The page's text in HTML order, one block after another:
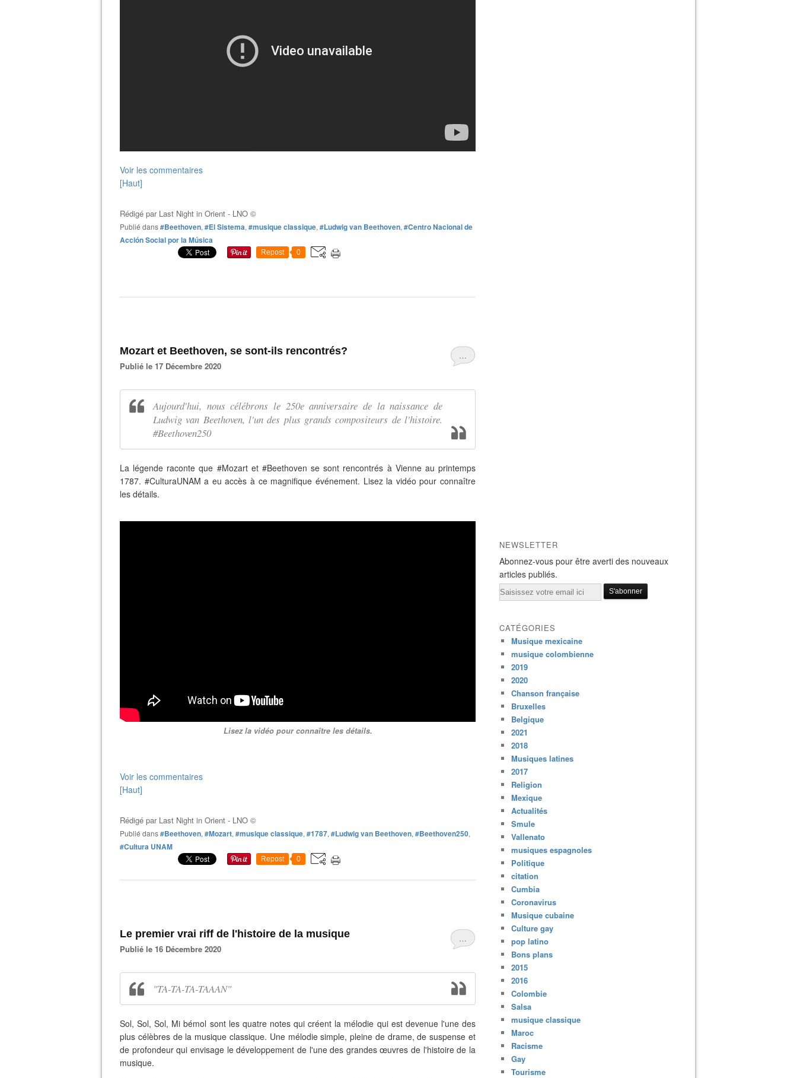
Voir les commentaires
[Haut]
Rédigé par Last Night in Orient - LNO ©
Publié dans#Beethoven, #El Sistema, #musique classique, #Ludwig van Beethoven, #Centro Nacional de
Acción Social por la Música
Repost 0
…
Mozart et Beethoven, se sont-ils rencontrés?
Publié le 17 Décembre 2020
Aujourd'hui, nous célébrons le 250e anniversaire de la naissance de
Ludwig van Beethoven, l'un des plus grands compositeurs de l'histoire.
#Beethoven250
La légende raconte que #Mozart et #Beethoven se sont rencontrés à Vienne au printemps
1787. #CulturaUNAM a eu accès à ce magnifique événement. Lisez la vidéo pour connaître
les détails.
Lisez la vidéo pour connaître les détails.
Voir les commentaires
[Haut]
Rédigé par Last Night in Orient - LNO ©
Publié dans#Beethoven, #Mozart, #musique classique, #1787, #Ludwig van Beethoven, #Beethoven250,
#Cultura UNAM
Repost 0
…
Le premier vrai riff de l'histoire de la musique
Publié le 16 Décembre 2020
"TA-TA-TA-TAAAN"
Sol, Sol, Sol, Mi bémol sont les quatre notes qui créent la mélodie qui est devenue l'une des
plus célèbres de la musique classique. Une mélodie simple, pleine de drame, de suspense et
de profondeur qui envisage le développement de l'une des grandes œuvres de l'histoire de la
musique.
NEWSLETTER
Abonnez-vous pour être averti des nouveaux
articles publiés.
Email
CATÉGORIES
Musique mexicaine
musique colombienne
2019
2020
Chanson française
Bruxelles
Belgique
2021
2018
Musiques latines
2017
Religion
Mexique
Actualités
Smule
Vallenato
musiques espagnoles
Politique
citation
Cumbia
Coronavirus
Musique cubaine
Culture gay
pop latino
Bons plans
2015
2016
Colombie
Salsa
musique classique
Maroc
Racisme
Gay
Tourisme